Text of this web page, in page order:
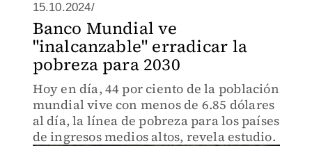
15.10.2024/
Banco Mundial ve
"inalcanzable" erradicar la
pobreza para 2030
Hoy en día, 44 por ciento de la población
mundial vive con menos de 6.85 dólares
al día, la línea de pobreza para los países
de ingresos medios altos, revela estudio.